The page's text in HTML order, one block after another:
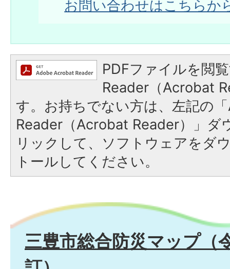
お問い合わせはこちらか
PDFファイルを閲
Reader（Acrobat
す。お持ちでない方は、左記の
Reader（Acrobat Reader）」ダ
リックして、ソフトウェアをダ
トールしてください。
三豊市総合防災マップ（